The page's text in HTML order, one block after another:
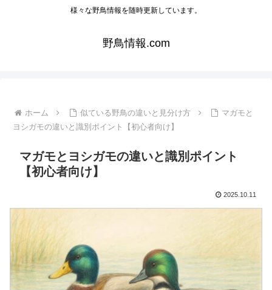
様々な野鳥情報を随時更新しています。
野鳥情報.com
ホーム 似ている野鳥の違いと見分け方
マガモと
ヨシガモの違いと識別ポイント【初心者向け】
マガモとヨシガモの違いと識別ポイント
【初心者向け】
2025.10.11